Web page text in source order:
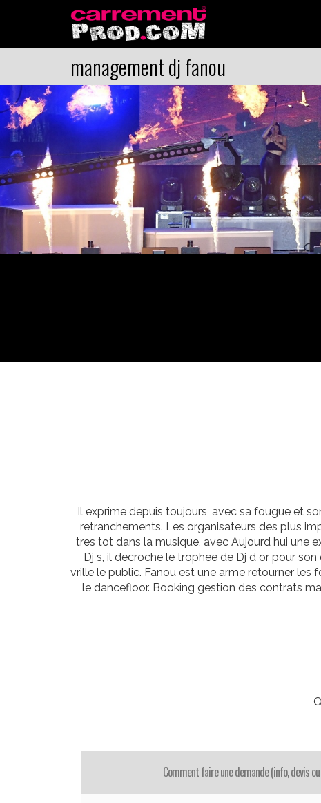
management dj fanou
Il exprime depuis toujours, avec sa fougue et
retranchements. Les organisateurs des plus
tres tot dans la musique, avec Aujourd hui une
Dj s, il decroche le trophee de Dj d or pour
vrille le public. Fanou est une arme retourner
le dancefloor. Booking gestion des contrats
Comment faire une demande (info, devis